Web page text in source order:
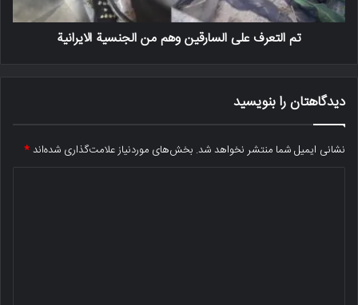
تم التعرف على السارقين وهم من الجنسية الايرانية
دیدگاهتان را بنویسید
نشانی ایمیل شما منتشر نخواهد شد. بخش‌های موردنیاز علامت‌گذاری شده‌اند*